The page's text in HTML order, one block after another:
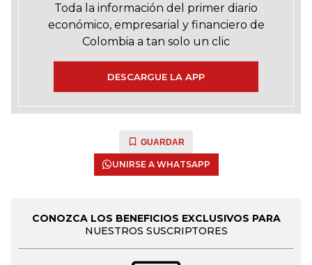
Toda la información del primer diario
económico, empresarial y financiero de
Colombia a tan solo un clic
DESCARGUE LA APP
GUARDAR
UNIRSE A WHATSAPP
CONOZCA LOS BENEFICIOS EXCLUSIVOS PARA
NUESTROS SUSCRIPTORES